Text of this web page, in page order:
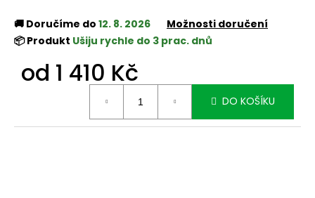
🚚 Doručíme do 12. 8. 2026
Možnosti doručení
📦 Produkt Ušiju rychle do 3 prac. dnů
od 1 410 Kč
DO KOŠÍKU